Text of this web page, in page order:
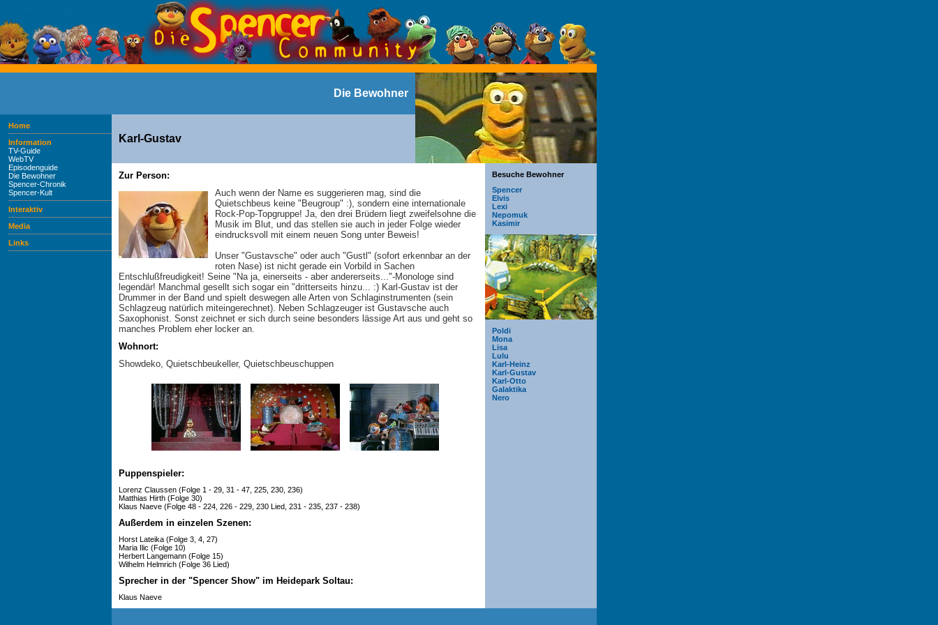
Die Bewohner
Home
Information
TV-Guide
WebTV
Episodenguide
Die Bewohner
Spencer-Chronik
Spencer-Kult
Interaktiv
Media
Links
Karl-Gustav
Zur Person:
Auch wenn der Name es suggerieren mag, sind die
Quietschbeus keine "Beugroup" :), sondern eine internationale
Rock-Pop-Topgruppe! Ja, den drei Brüdern liegt zweifelsohne die
Musik im Blut, und das stellen sie auch in jeder Folge wieder
eindrucksvoll mit einem neuen Song unter Beweis!
Unser "Gustavsche" oder auch "Gustl" (sofort erkennbar an der
roten Nase) ist nicht gerade ein Vorbild in Sachen
Entschlußfreudigkeit! Seine "Na ja, einerseits - aber andererseits..."-Monologe sind
legendär! Manchmal gesellt sich sogar ein "dritterseits hinzu... :) Karl-Gustav ist der
Drummer in der Band und spielt deswegen alle Arten von Schlaginstrumenten (sein
Schlagzeug natürlich miteingerechnet). Neben Schlagzeuger ist Gustavsche auch
Saxophonist. Sonst zeichnet er sich durch seine besonders lässige Art aus und geht so
manches Problem eher locker an.
Wohnort:
Showdeko, Quietschbeukeller, Quietschbeuschuppen
Puppenspieler:
Lorenz Claussen (Folge 1 - 29, 31 - 47, 225, 230, 236)
Matthias Hirth (Folge 30)
Klaus Naeve (Folge 48 - 224, 226 - 229, 230 Lied, 231 - 235, 237 - 238)
Außerdem in einzelen Szenen:
Horst Lateika (Folge 3, 4, 27)
Maria Ilic (Folge 10)
Herbert Langemann (Folge 15)
Wilhelm Helmrich (Folge 36 Lied)
Sprecher in der "Spencer Show" im Heidepark Soltau:
Klaus Naeve
Besuche Bewohner
Spencer
Elvis
Lexi
Nepomuk
Kasimir
Poldi
Mona
Lisa
Lulu
Karl-Heinz
Karl-Gustav
Karl-Otto
Galaktika
Nero